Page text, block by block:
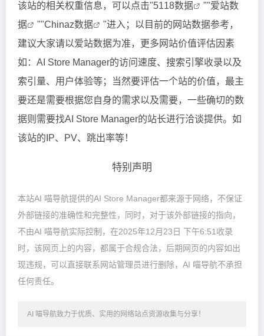
该站的相关权重信息，可以点击"5118数据 ""爱站数
据
""Chinaz数据
"进入；以目前的网站数据参考，
建议大家请以爱站数据为准，更多网站价值评估因素
如：AI Store Manager的访问速度、搜索引擎收录以及
索引量、用户体验等；当然要评估一个站的价值，最主
要还是需要根据您自身的需求以及需要，一些确切的数
据则需要找AI Store Manager的站长进行洽谈提供。如
该站的IP、PV、跳出率等！
特别声明
本站AI 喵导航提供的AI Store Manager都来源于网络，不保证
外部链接的准确性和完整性，同时，对于该外部链接的指向，
不由AI 喵导航实际控制，在2025年12月23日 下午6:51收录
时，该网页上的内容，都属于合规合法，后期网页的内容如出
现违规，可以直接联系网站管理员进行删除，AI 喵导航不承担
任何责任。
AI 喵导航致力于优质、实用的网络站点资源收集与分享！